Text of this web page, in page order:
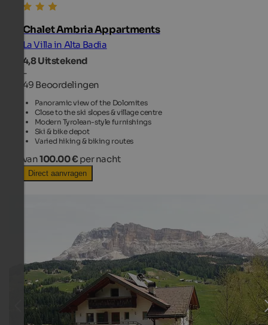
Chalet Ambria Appartments
La Villa in Alta Badia
4,8Uitstekend
-
49 Beoordelingen
Panoramic view of the Dolomites
Close to the ski slopes & village centre
Modern Tyrolean-style furnishings
Ski & bike depot
Varied hiking & biking routes
van100.00 € per nacht
Direct aanvragen